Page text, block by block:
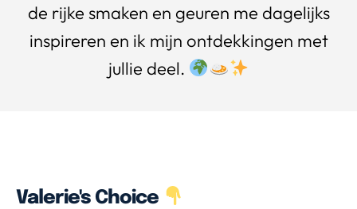
de rijke smaken en geuren me dagelijks
inspireren en ik mijn ontdekkingen met
jullie deel.
Valerie's Choice